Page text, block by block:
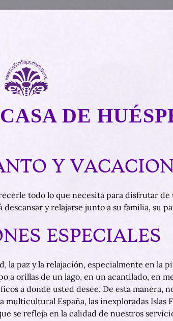
DE
Y
todo lo que necesita para disfrutar de
y relajarse junto a su familia, su
ESPECIALES
paz y la relajación, especialmente en la
orillas de un lago, en un acantilado, en
a donde usted desee. De esta manera,
España, las inexploradas Islas
se refleja en la calidad de nuestros